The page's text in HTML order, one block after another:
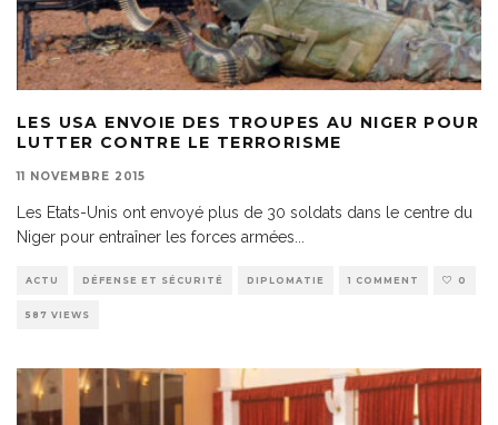
LES USA ENVOIE DES TROUPES AU NIGER POUR
LUTTER CONTRE LE TERRORISME
11 NOVEMBRE 2015
Les Etats-Unis ont envoyé plus de 30 soldats dans le centre du
Niger pour entraîner les forces armées
ACTU DÉFENSE ET SÉCURITÉ DIPLOMATIE 1 COMMENT 0
587 VIEWS